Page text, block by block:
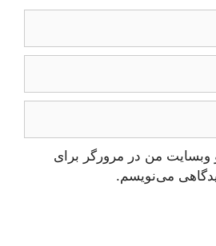
وبسایت من در مرورگر برای
می‌نویسم.